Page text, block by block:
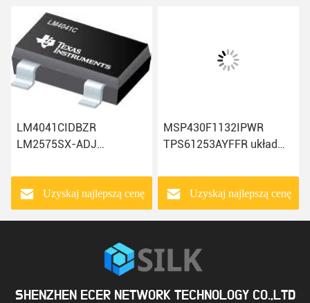
LM4041CIDBZR
LM2575SX-ADJ
TMS320F2810PBKA
Układy scalone
Producenci komponentów
Uzyskaj najlepszą cenę
MSP430F1132IPWR
TPS61253AYFFR układ
MCU LM5069MM-
1/NOPB
LM74610QDGKTQ1
Uzyskaj najlepszą cenę
SHENZHEN ECER NETWORK TECHNOLOGY CO.,LTD